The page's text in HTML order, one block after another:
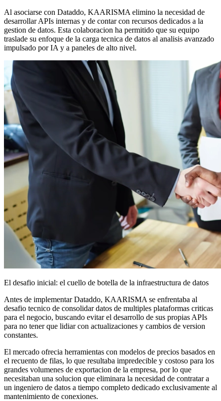
Al asociarse con Dataddo, KAARISMA elimino la necesidad de
desarrollar APIs internas y de contar con recursos dedicados a la
gestion de datos. Esta colaboracion ha permitido que su equipo
traslade su enfoque de la carga tecnica de datos al analisis avanzado
impulsado por IA y a paneles de alto nivel.
El desafio inicial: el cuello de botella de la infraestructura de datos
Antes de implementar Dataddo, KAARISMA se enfrentaba al
desafio tecnico de consolidar datos de multiples plataformas criticas
para el negocio, buscando evitar el desarrollo de sus propias APIs
para no tener que lidiar con actualizaciones y cambios de version
constantes.
El mercado ofrecia herramientas con modelos de precios basados en
el recuento de filas, lo que resultaba impredecible y costoso para los
grandes volumenes de exportacion de la empresa, por lo que
necesitaban una solucion que eliminara la necesidad de contratar a
un ingeniero de datos a tiempo completo dedicado exclusivamente al
mantenimiento de conexiones.